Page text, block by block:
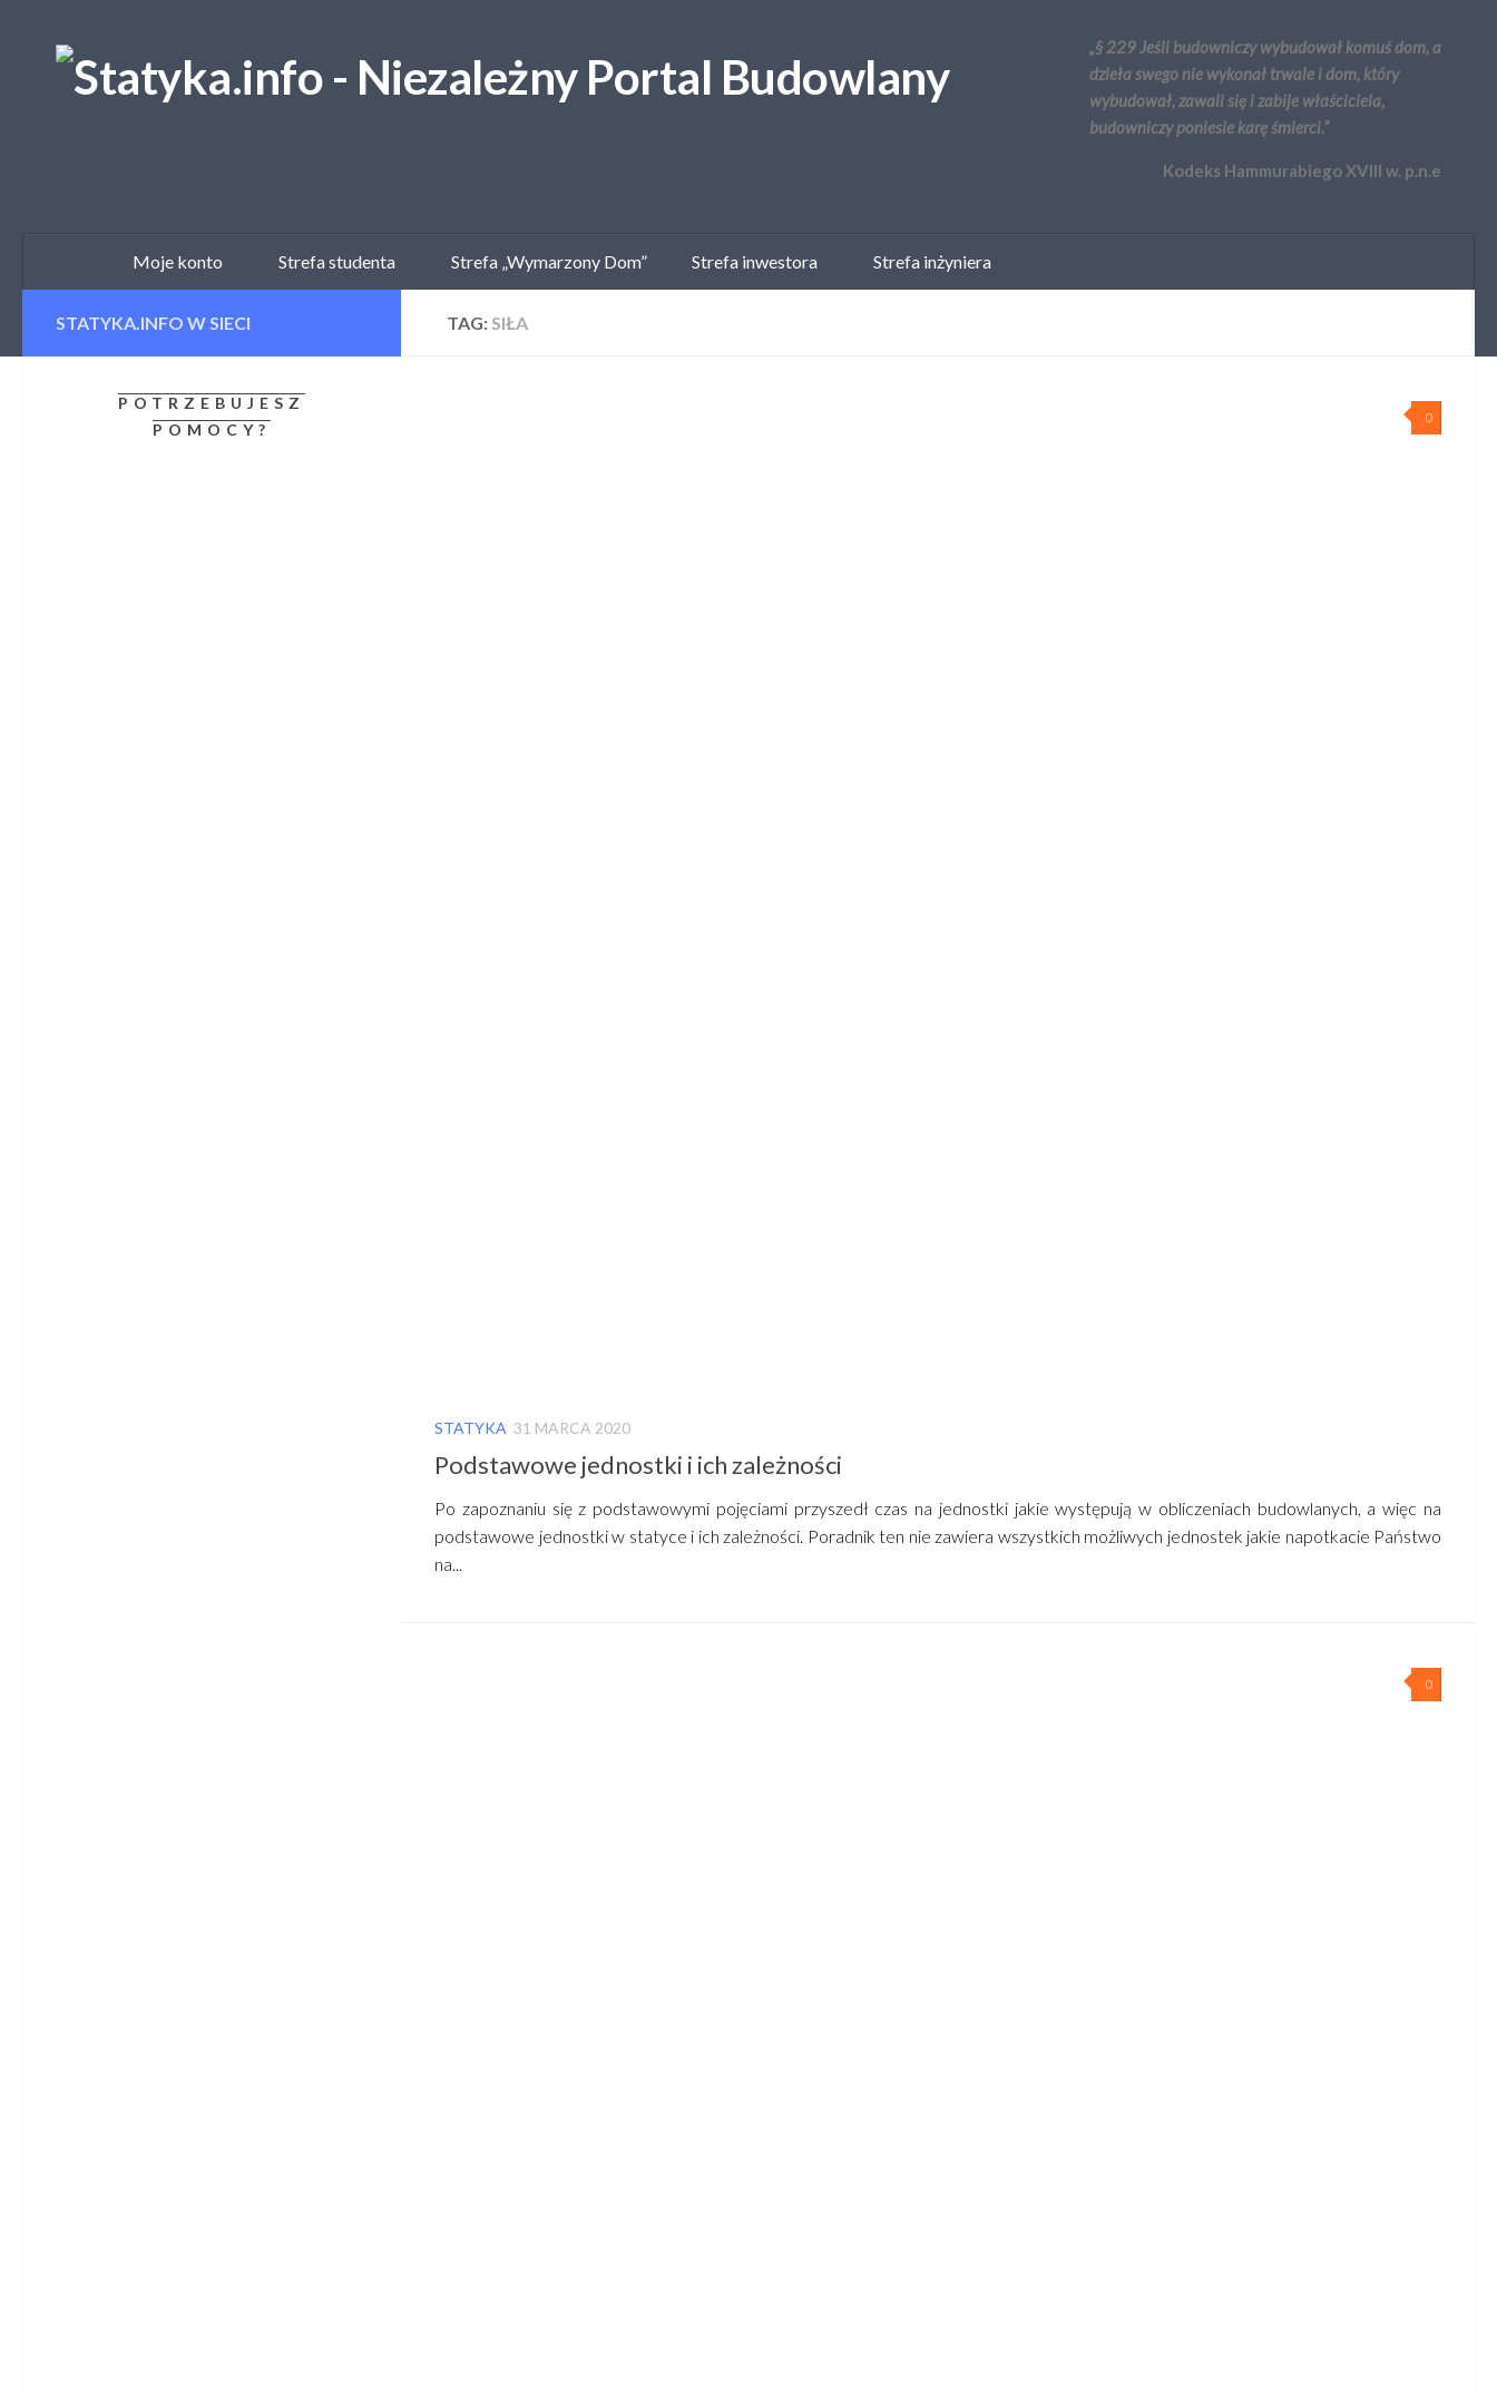
„§ 229 Jeśli budowniczy wybudował komuś dom, a
dzieła swego nie wykonał trwale i dom, który
wybudował, zawali się i zabije właściciela,
budowniczy poniesie karę śmierci.”
Kodeks Hammurabiego XVIII w. p.n.e
Moje konto Strefa studenta Strefa „Wymarzony Dom” Strefa inwestora Strefa inżyniera
TAG: SIŁA
0
STATYKA 31 MARCA 2020
Podstawowe jednostki i ich zależności
Po zapoznaniu się z podstawowymi pojęciami przyszedł czas na jednostki jakie występują w obliczeniach budowlanych, a więc na
podstawowe jednostki w statyce i ich zależności. Poradnik ten nie zawiera wszystkich możliwych jednostek jakie napotkacie Państwo
na...
0
STATYKA.INFO W SIECI
POTRZEBUJESZ
POMOCY?